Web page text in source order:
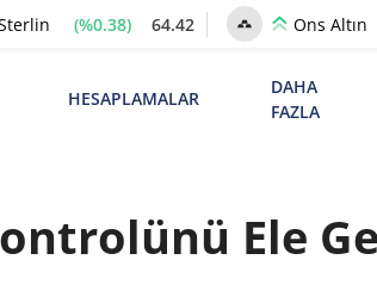
(%0.38) 64.42 Ons Altın
HESAPLAMALAR
DAHA
FAZLA
Ele